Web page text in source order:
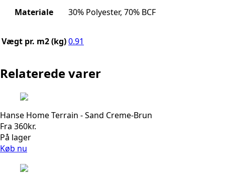
Materiale 30% Polyester, 70% BCF
Vægt pr. m2 (kg)0.91
Relaterede varer
Hanse Home Terrain - Sand Creme-Brun
Fra 360kr.
På lager
Køb nu